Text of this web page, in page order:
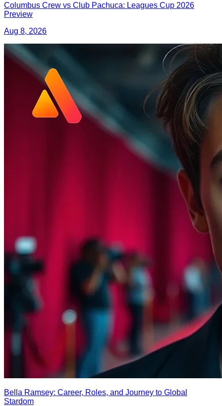
Columbus Crew vs Club Pachuca: Leagues Cup 2026
Preview
Aug 8, 2026
Bella Ramsey: Career, Roles, and Journey to Global
Stardom